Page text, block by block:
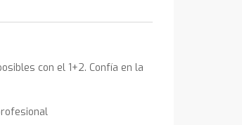
con el 1+2. Confía en la